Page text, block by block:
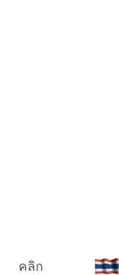
คลิก